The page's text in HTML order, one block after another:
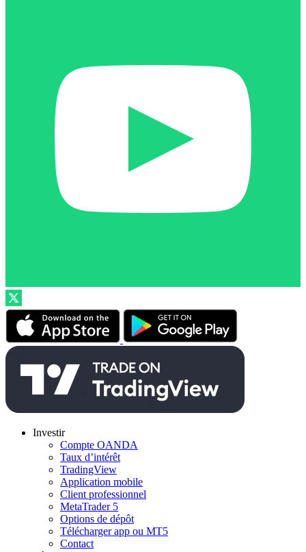
Investir
Compte OANDA
Taux d’intérêt
TradingView
Application mobile
Client professionnel
MetaTrader 5
Options de dépôt
Télécharger app ou MT5
Contact